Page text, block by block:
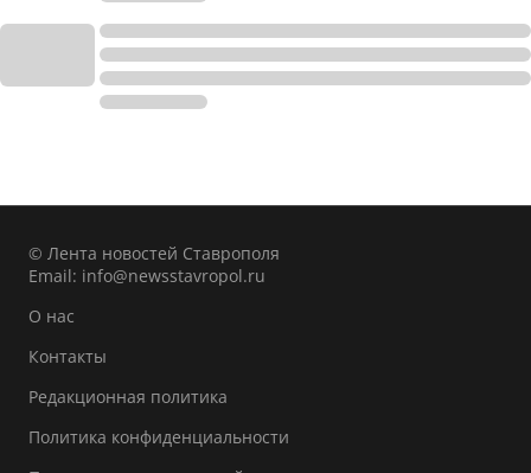
© Лента новостей Ставрополя
Email: info@newsstavropol.ru
О нас
Контакты
Редакционная политика
Политика конфиденциальности